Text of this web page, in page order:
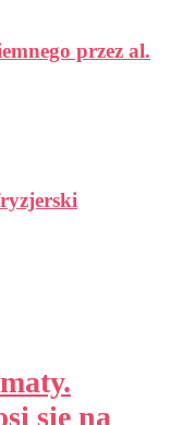
przez al.
się na